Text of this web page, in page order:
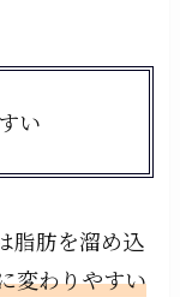
い
脂肪を溜め込
変わりやすい